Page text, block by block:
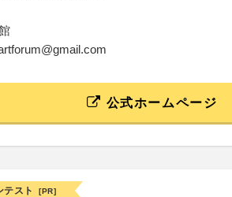
公式ホームページ
テスト [PR]